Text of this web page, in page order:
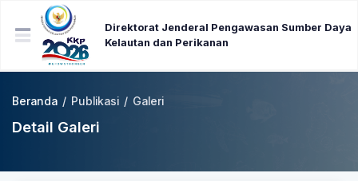
Direktorat Jenderal Pengawasan Sumber Daya
Kelautan dan Perikanan
Beranda / Publikasi / Galeri
Detail Galeri